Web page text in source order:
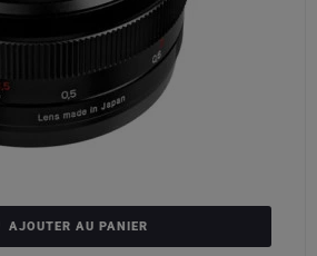
AJOUTER AU PANIER